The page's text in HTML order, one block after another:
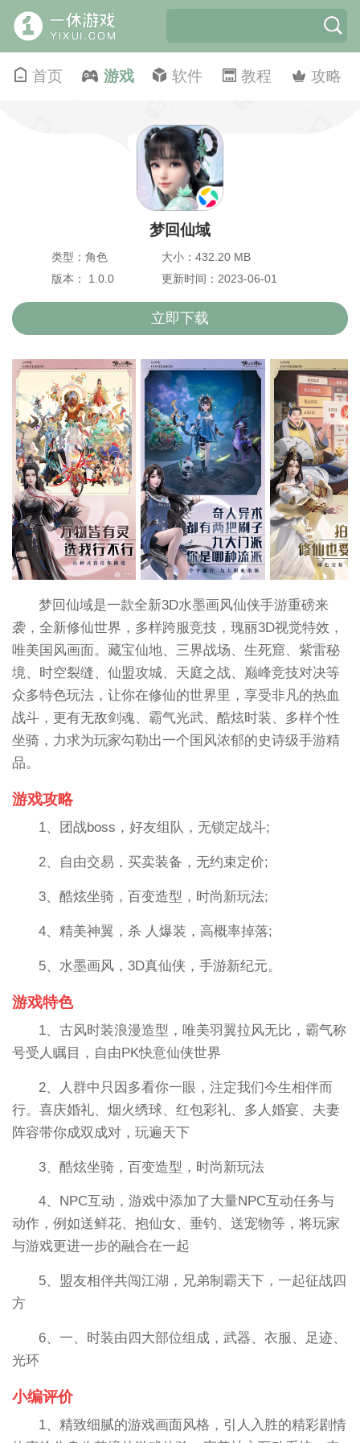
首页 游戏 软件 教程 攻略
梦回仙域
类型：角色
大小：432.20 MB
版本： 1.0.0
更新时间：2023-06-01
立即下载
梦回仙域是一款全新3D水墨画风仙侠手游重磅来
袭，全新修仙世界，多样跨服竞技，瑰丽3D视觉特效，
唯美国风画面。藏宝仙地、三界战场、生死窟、紫雷秘
境、时空裂缝、仙盟攻城、天庭之战、巅峰竞技对决等
众多特色玩法，让你在修仙的世界里，享受非凡的热血
战斗，更有无敌剑魂、霸气光武、酷炫时装、多样个性
坐骑，力求为玩家勾勒出一个国风浓郁的史诗级手游精
品。
游戏攻略
1、团战boss，好友组队，无锁定战斗;
2、自由交易，买卖装备，无约束定价;
3、酷炫坐骑，百变造型，时尚新玩法;
4、精美神翼，杀 人爆装，高概率掉落;
5、水墨画风，3D真仙侠，手游新纪元。
游戏特色
1、古风时装浪漫造型，唯美羽翼拉风无比，霸气称
号受人瞩目，自由PK快意仙侠世界
2、人群中只因多看你一眼，注定我们今生相伴而
行。喜庆婚礼、烟火绣球、红包彩礼、多人婚宴、夫妻
阵容带你成双成对，玩遍天下
3、酷炫坐骑，百变造型，时尚新玩法
4、NPC互动，游戏中添加了大量NPC互动任务与
动作，例如送鲜花、抱仙女、垂钓、送宠物等，将玩家
与游戏更进一步的融合在一起
5、盟友相伴共闯江湖，兄弟制霸天下，一起征战四
方
6、一、时装由四大部位组成，武器、衣服、足迹、
光环
小编评价
1、精致细腻的游戏画面风格，引人入胜的精彩剧情